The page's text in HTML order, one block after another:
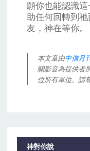
願你也能認識
助任何回轉到
友，神在等你。
本文章由中信月
關影音為提供者
位所有單位。請
神對你說